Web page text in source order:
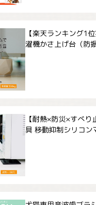
【楽天ランキング1
濯機かさ上げ台（防
【耐熱×防災×すべ
具 移動抑制シリコン